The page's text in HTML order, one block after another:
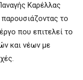
Καρέλλας
το
που επιτελεί το
και νέων με